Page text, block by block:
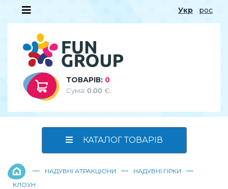
Укр рос
ТОВАРІВ: 0
Сума: 0.00 €.
КАТАЛОГ ТОВАРІВ
— НАДУВНІ АТРАКЦІОНИ — НАДУВНІ ГІРКИ —
КЛОУН